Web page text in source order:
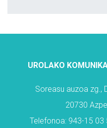
UROLAKO
Soreasu auzoa zg.,
20730
Telefonoa: 943-15 03